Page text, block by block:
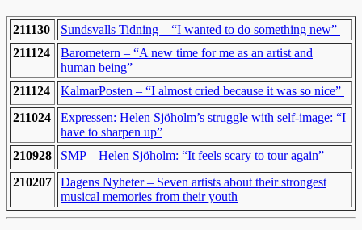
211130
Sundsvalls Tidning – “I wanted to do something new”
211124
Barometern – “A new time for me as an artist and
human being”
211124
KalmarPosten – “I almost cried because it was so nice”
211024
Expressen: Helen Sjöholm’s struggle with self-image: “I
have to sharpen up”
210928
SMP – Helen Sjöholm: “It feels scary to tour again”
210207
Dagens Nyheter – Seven artists about their strongest
musical memories from their youth